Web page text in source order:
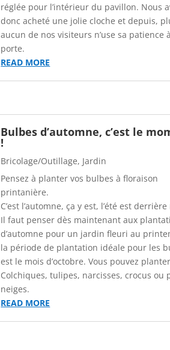
réglée pour l’intérieur du pavillon. Nous
donc acheté une jolie cloche et depuis,
aucun de nos visiteurs n’use sa patience
porte.
READ MORE
Bulbes d’automne, c’est le
!
Bricolage/Outillage, Jardin
Pensez à planter vos bulbes à floraison
printanière.
C’est l’automne, ça y est, l’été est
Il faut penser dès maintenant aux
d’automne pour un jardin fleuri au
la période de plantation idéale pour les
est le mois d’octobre. Vous pouvez planter
Colchiques, tulipes, narcisses, crocus ou
neiges.
READ MORE